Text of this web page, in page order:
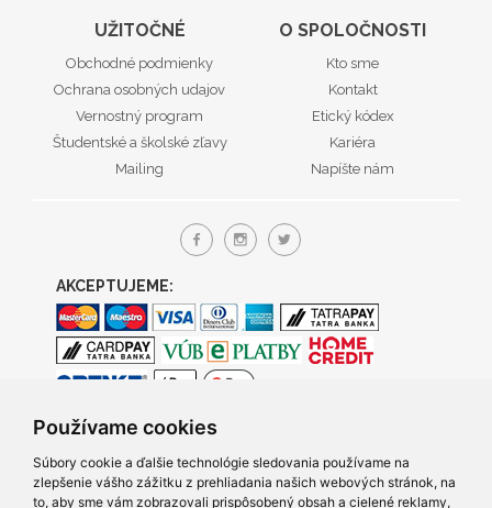
Používame cookies
Súbory cookie a ďalšie technológie sledovania používame na
zlepšenie vášho zážitku z prehliadania našich webových stránok, na
to, aby sme vám zobrazovali prispôsobený obsah a cielené reklamy,
UŽITOČNÉ
Obchodné podmienky
Ochrana osobných udajov
Vernostný program
Študentské a školské zľavy
Mailing
O SPOLOČNOSTI
Kto sme
Kontakt
Etický kódex
Kariéra
Napíšte nám
AKCEPTUJEME: